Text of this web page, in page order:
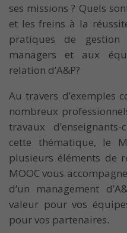
ses missions ? Quels
et les freins à la
pratiques de
managers et aux
relation d’A&P?
Au travers d’exemples
nombreux
travaux
cette thématique, le
plusieurs éléments de
MOOC vous
d’un management
valeur pour vos
pour vos partenaires.